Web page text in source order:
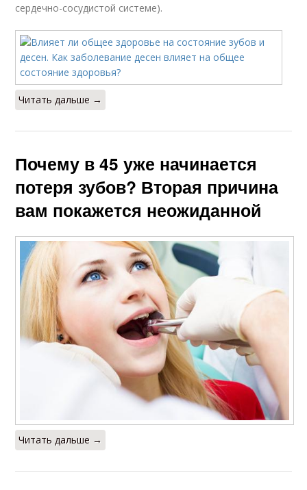
сердечно-сосудистой системе).
Читать дальше →
Почему в 45 уже начинается
потеря зубов? Вторая причина
вам покажется неожиданной
Читать дальше →